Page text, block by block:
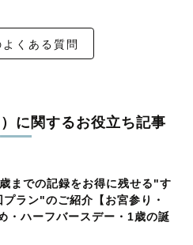
くある質問
に関するお役立ち記事
までの記録をお得に残せる"す
プラン"のご紹介【お宮参り・
・ハーフバースデー・1歳の誕